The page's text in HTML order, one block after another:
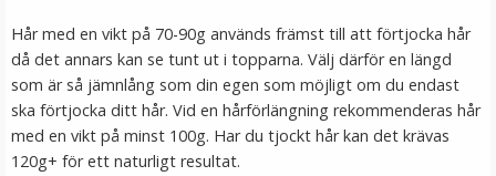
★★★★★
39 kr
79 kr
Hår med en vikt på 70-90g används främst till att förtjocka hår
då det annars kan se tunt ut i topparna. Välj därför en längd
som är så jämnlång som din egen som möjligt om du endast
ska förtjocka ditt hår. Vid en hårförlängning rekommenderas hår
med en vikt på minst 100g. Har du tjockt hår kan det krävas
120g+ för ett naturligt resultat.